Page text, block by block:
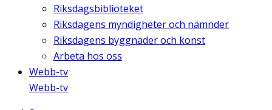
Riksdagsbiblioteket
Riksdagens myndigheter och nämnder
Riksdagens byggnader och konst
Arbeta hos oss
Webb-tv
Webb-tv